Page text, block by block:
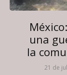
una
la
21 de